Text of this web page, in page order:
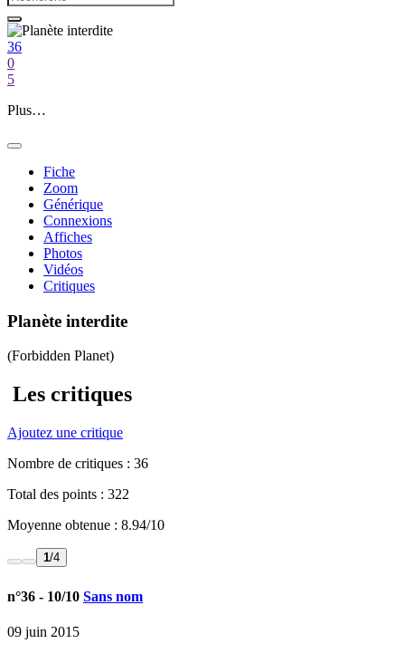
36
0
5
Plus…
Fiche
Zoom
Générique
Connexions
Affiches
Photos
Vidéos
Critiques
Planète interdite
(Forbidden Planet)
Les critiques
Ajoutez une critique
Nombre de critiques : 36
Total des points : 322
Moyenne obtenue : 8.94/10
1/4
n°36 - 10/10 Sans nom
09 juin 2015